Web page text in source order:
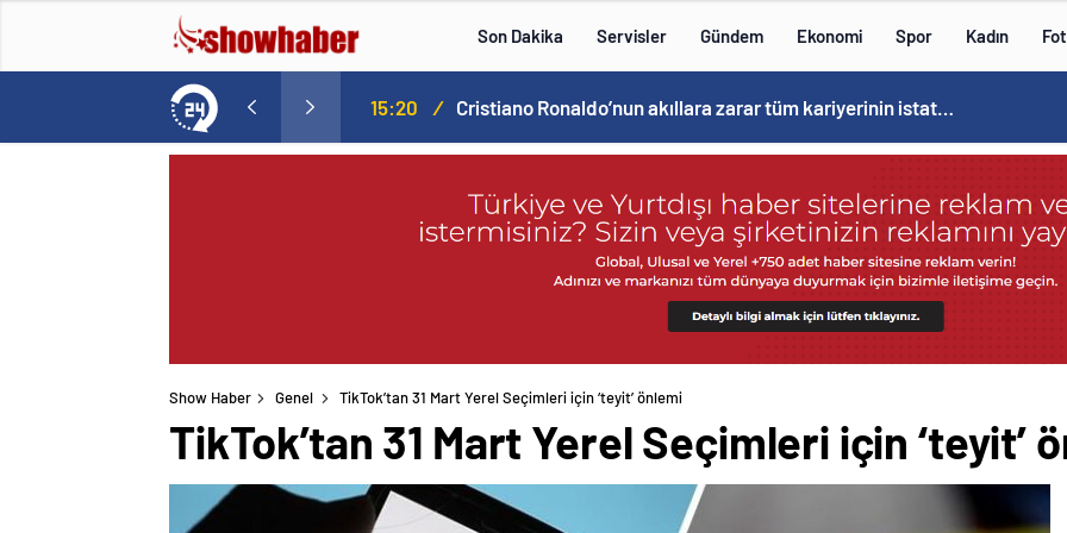
Son Dakika Servisler Gündem Ekonomi Spor Kadın
Norweç silahlı kuvvetleri kadınlardan oluşan özel kuvvetler eğitimlerini başlattı. 15:20 / Cristiano Ronaldo’nun akıllara zarar tüm kariyerinin istatistiğini çıkardık !
Show Haber Genel TikTok’tan 31 Mart Yerel Seçimleri için ‘teyit’ önlemi
TikTok’tan 31 Mart Yerel Seçimleri için ‘teyit’